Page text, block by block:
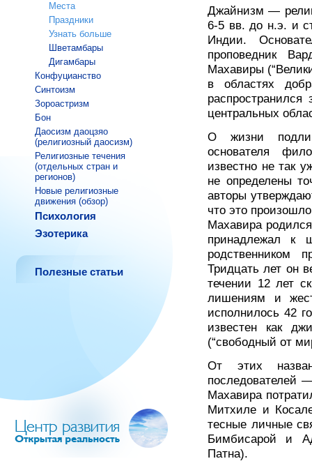
Места
Праздники
Узнать больше
Шветамбары
Дигамбары
Конфуцианство
Синтоизм
Зороастризм
Бон
Даосизм даоцзяо
(религиозный даосизм)
Религиозные течения
(отдельных стран и
регионов)
Новые религиозные
движения (обзор)
Психология
Эзотерика
Полезные статьи
Джайнизм —
6-5 вв. до н.э. и
Индии.
проповедник
Махавиры
в областях
центральных
О жизни
основателя
известно не так
не определены
авторы
что это
Махавира
принадлежал к
Тридцать лет он
течении 12 лет
лишениям и
исполнилось 42
известен как
(“свободный от
От этих
последователей
Махавира
Митхиле и
тесные личные
Бимбисарой и
Патна).